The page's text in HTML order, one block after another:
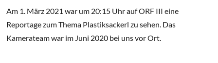
Am 1. März 2021 war um 20:15 Uhr auf ORF III eine
Reportage zum Thema Plastiksackerl zu sehen. Das
Kamerateam war im Juni 2020 bei uns vor Ort.